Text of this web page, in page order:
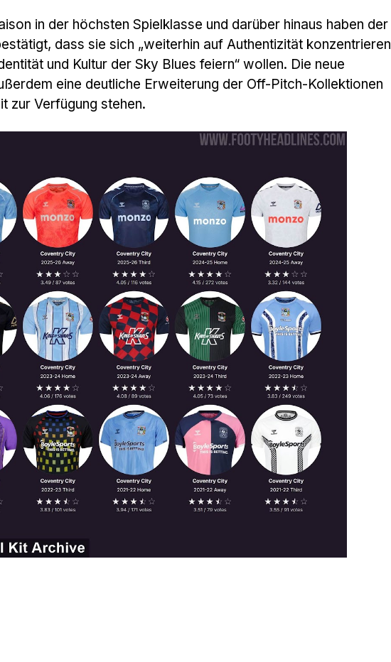
in der höchsten Spielklasse und darüber hinaus haben der
dass sie sich „weiterhin auf Authentizität konzentrieren
und Kultur der Sky Blues feiern“ wollen. Die neue
eine deutliche Erweiterung der Off-Pitch-Kollektionen
zur Verfügung stehen.